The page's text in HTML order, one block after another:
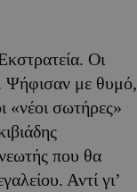
Οι
Ψήφισαν με θυμό,
«νέοι σωτήρες»
που θα
Αντί γι’